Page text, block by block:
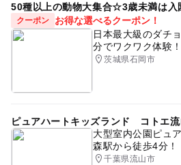
50種以上の動物大集合☆3歳未満は入
クーポン
お得な選べるクーポン！
日本最大級のダチ
分でワクワク体験！
茨城県石岡市
ピュアハートキッズランド コトエ
大型室内公園ピュ
森駅から徒歩4分！
千葉県流山市